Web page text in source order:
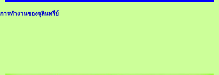
การทำงานของจุลินทรีย์